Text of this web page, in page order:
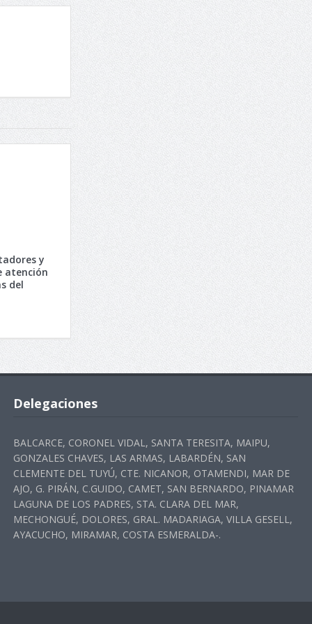
y
atención
del
Delegaciones
BALCARCE, CORONEL VIDAL, SANTA TERESITA, MAIPU,
GONZALES CHAVES, LAS ARMAS, LABARDÉN, SAN
CLEMENTE DEL TUYÚ, CTE. NICANOR, OTAMENDI, MAR DE
AJO, G. PIRÁN, C.GUIDO, CAMET, SAN BERNARDO, PINAMAR
LAGUNA DE LOS PADRES, STA. CLARA DEL MAR,
MECHONGUÉ, DOLORES, GRAL. MADARIAGA, VILLA GESELL,
AYACUCHO, MIRAMAR, COSTA ESMERALDA-.